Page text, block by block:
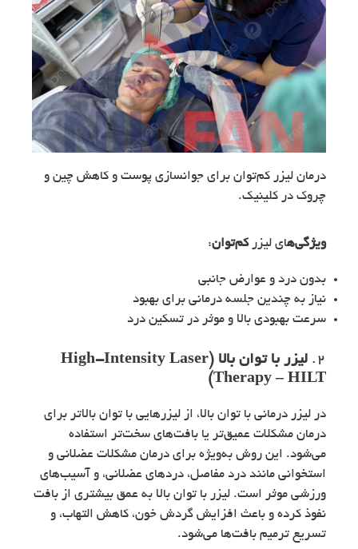
درمان لیزر کم‌توان برای جوانسازی پوست و کاهش چین و
چروک در کلینیک.
ویژگی‌های لیزرکم‌توان:
بدون درد و عوارض جانبی
نیاز به چندین جلسه درمانی برای بهبود
سرعت بهبودی بالا و موثر در تسکین درد
2.
لیزر با توان بالا (High-Intensity Laser
Therapy – HILT)
در لیزر درمانی با توان بالا، از لیزرهایی با توان بالاتر برای
درمان مشکلات عمیق‌تر یا بافت‌های سخت‌تر استفاده
می‌شود. این روش به‌ویژه برای درمان مشکلات عضلانی و
استخوانی مانند درد مفاصل، دردهای عضلانی، و آسیب‌های
ورزشی موثر است. لیزر با توان بالا به عمق بیشتری از بافت
نفوذ کرده و باعث افزایش گردش خون، کاهش التهاب، و
تسریع ترمیم بافت‌ها می‌شود.